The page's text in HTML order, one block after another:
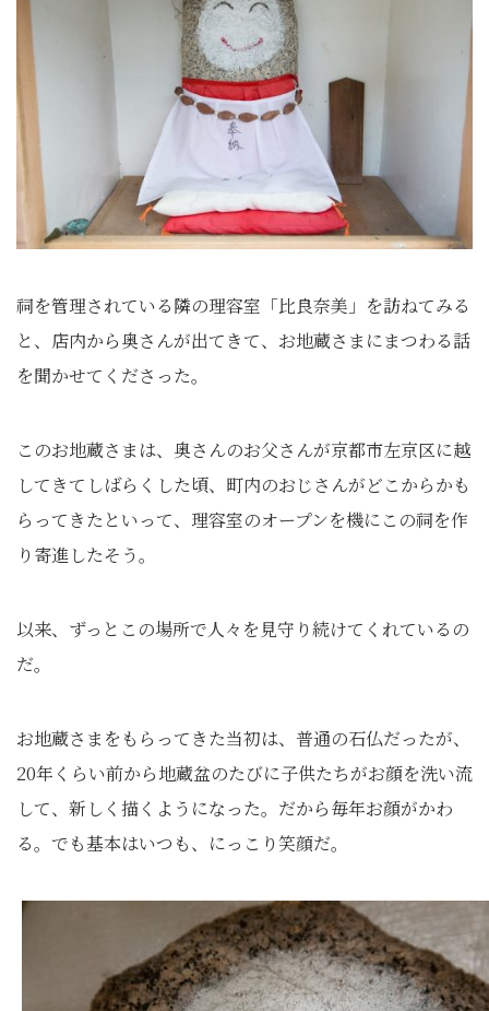
祠を管理されている隣の理容室「比良奈美」を訪ねてみる
と、店内から奥さんが出てきて、お地蔵さまにまつわる話
を聞かせてくださった。
このお地蔵さまは、奥さんのお父さんが京都市左京区に越
してきてしばらくした頃、町内のおじさんがどこからかも
らってきたといって、理容室のオープンを機にこの祠を作
り寄進したそう。
以来、ずっとこの場所で人々を見守り続けてくれているの
だ。
お地蔵さまをもらってきた当初は、普通の石仏だったが、
20年くらい前から地蔵盆のたびに子供たちがお顔を洗い流
して、新しく描くようになった。だから毎年お顔がかわ
る。でも基本はいつも、にっこり笑顔だ。